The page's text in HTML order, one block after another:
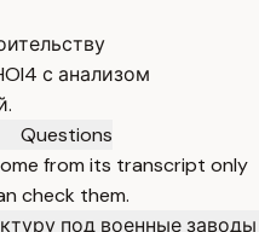
с анализом
Questions
from its transcript only
check them.
под военные заводы